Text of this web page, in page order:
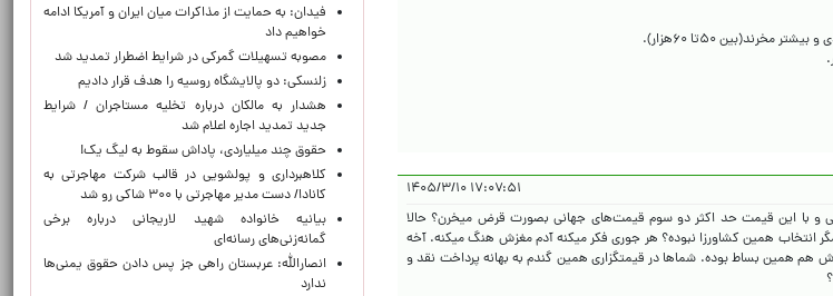
۱۷:۰۷:۵۱ ۱۴۰۵/۳/۱۰
و با این قیمت حد اکثر دو سوم قیمت‌های جهانی بصورت قرض میخرن؟ حالا
انتخاب همین کشاورزا نبوده؟ هر جوری فکر میکنه آدم مغزش هنگ میکنه. آخه
هم همین بساط بوده. شماها در قیمتگزاری همین گندم به بهانه پرداخت نقد و
فیدان: به حمایت از مذاکرات میان ایران و آمریکا ادامه
خواهیم داد
مصوبه تسهیلات گمرکی در شرایط اضطرار تمدید شد
زلنسکی: دو پالایشگاه روسیه را هدف قرار دادیم
هشدار به مالکان درباره تخلیه مستاجران / شرایط
جدید تمدید اجاره اعلام شد
حقوق چند میلیاردی، پاداش سقوط به لیگ یک!
کلاهبرداری و پولشویی در قالب شرکت مهاجرتی به
کانادا/ دست مدیر مهاجرتی با ۳۰۰ شاکی رو شد
بیانیه خانواده شهید لاریجانی درباره برخی
گمانه‌زنی‌های رسانه‌ای
انصارالله: عربستان راهی جز پس دادن حقوق یمنی‌ها
ندارد